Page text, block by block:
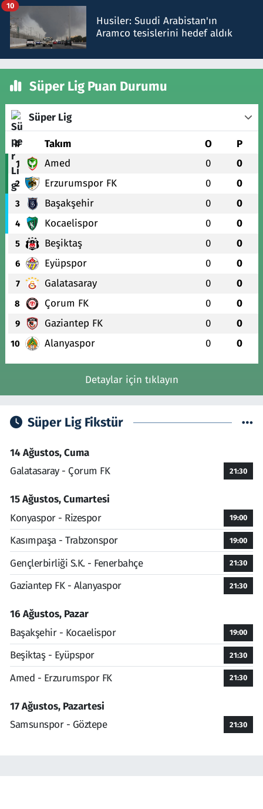
Husiler: Suudi Arabistan'ın
Aramco tesislerini hedef aldık
10
Süper Lig Puan Durumu
Süper Lig
# Takım O P
1 Amed 0 0
2 Erzurumspor FK 0 0
3 Başakşehir 0 0
4 Kocaelispor 0 0
5 Beşiktaş 0 0
6 Eyüpspor 0 0
7 Galatasaray 0 0
8 Çorum FK 0 0
9 Gaziantep FK 0 0
10 Alanyaspor 0 0
Detaylar için tıklayın
Süper Lig Fikstür
14 Ağustos, Cuma
Galatasaray - Çorum FK
21:30
15 Ağustos, Cumartesi
Konyaspor - Rizespor
19:00
Kasımpaşa - Trabzonspor 19:00
Gençlerbirliği S.K. - Fenerbahçe 21:30
Gaziantep FK - Alanyaspor 21:30
16 Ağustos, Pazar
Başakşehir - Kocaelispor
19:00
Beşiktaş - Eyüpspor 21:30
Amed - Erzurumspor FK 21:30
17 Ağustos, Pazartesi
Samsunspor - Göztepe
21:30